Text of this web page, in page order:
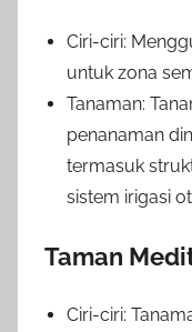
Ciri-ciri:
untuk zona
Tanaman:
penanaman
termasuk
sistem irigasi
Taman
Ciri-ciri: